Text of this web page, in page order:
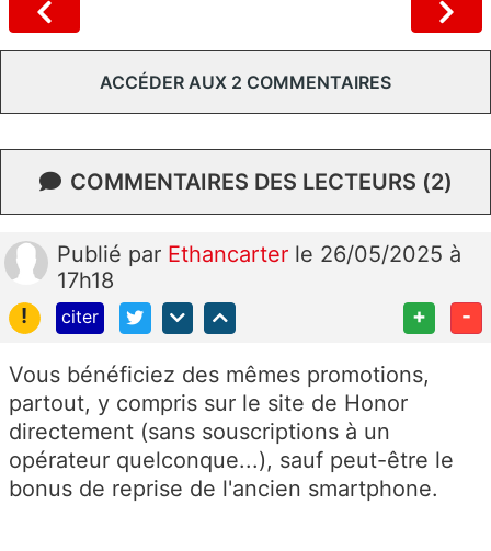
ACCÉDER AUX 2 COMMENTAIRES
COMMENTAIRES DES LECTEURS (2)
Publié par Ethancarter le 26/05/2025 à
17h18
!
citer + -
Vous bénéficiez des mêmes promotions,
partout, y compris sur le site de Honor
directement (sans souscriptions à un
opérateur quelconque...), sauf peut-être le
bonus de reprise de l'ancien smartphone.